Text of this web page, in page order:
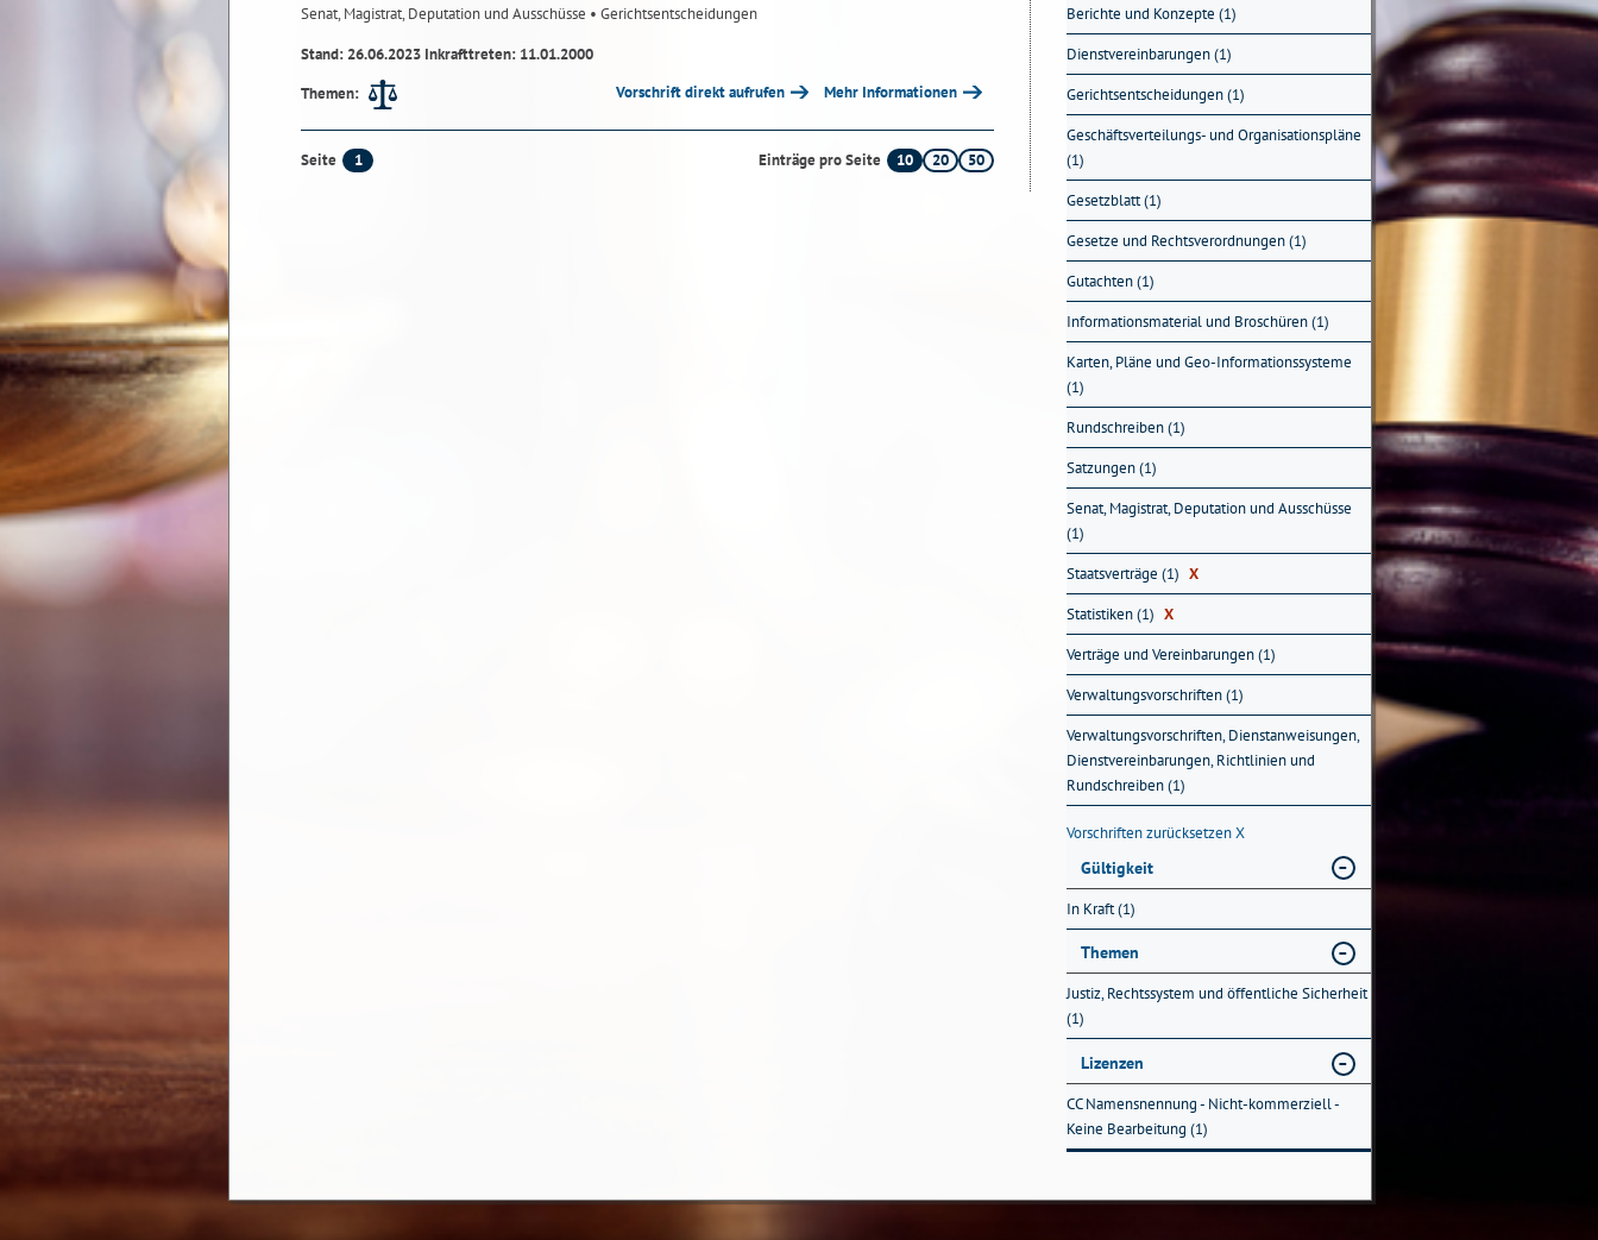
Senat, Magistrat, Deputation und Ausschüsse • Gerichtsentscheidungen
Stand: 26.06.2023 Inkrafttreten: 11.01.2000
Themen:
Vorschrift direkt aufrufen Mehr Informationen
Seite 1 Einträge pro Seite 10 20 50
Berichte und Konzepte (1)
Dienstvereinbarungen (1)
Gerichtsentscheidungen (1)
Geschäftsverteilungs- und Organisationspläne
(1)
Gesetzblatt (1)
Gesetze und Rechtsverordnungen (1)
Gutachten (1)
Informationsmaterial und Broschüren (1)
Karten, Pläne und Geo-Informationssysteme
(1)
Rundschreiben (1)
Satzungen (1)
Senat, Magistrat, Deputation und Ausschüsse
(1)
Staatsverträge (1) X
Statistiken (1) X
Verträge und Vereinbarungen (1)
Verwaltungsvorschriften (1)
Verwaltungsvorschriften, Dienstanweisungen,
Dienstvereinbarungen, Richtlinien und
Rundschreiben (1)
Vorschriften zurücksetzenX
Gültigkeit
In Kraft (1)
Themen
Justiz, Rechtssystem und öffentliche Sicherheit
(1)
Lizenzen
CC Namensnennung - Nicht-kommerziell -
Keine Bearbeitung (1)